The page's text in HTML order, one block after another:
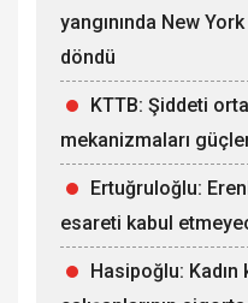
yangınında New
döndü
KTTB: Şiddeti
mekanizmaları
Ertuğruloğlu:
esareti kabul
Hasipoğlu: